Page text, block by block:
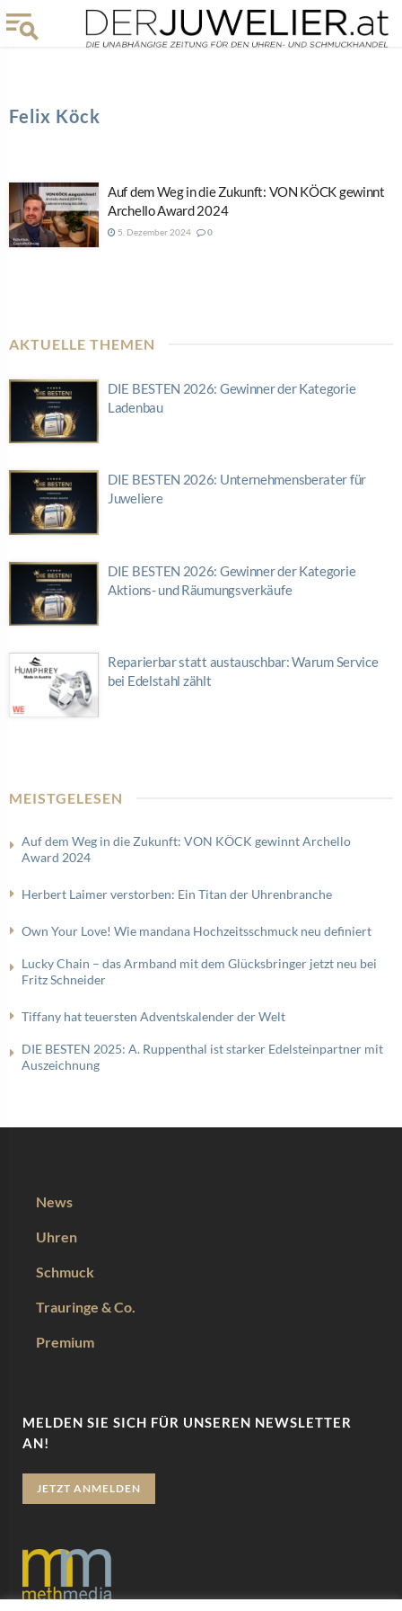
Felix Köck
Auf dem Weg in die Zukunft: VON KÖCK gewinnt
Archello Award 2024
5. Dezember 2024 0
AKTUELLE THEMEN
DIE BESTEN 2026: Gewinner der Kategorie
Ladenbau
DIE BESTEN 2026: Unternehmensberater für
Juweliere
DIE BESTEN 2026: Gewinner der Kategorie
Aktions- und Räumungsverkäufe
Reparierbar statt austauschbar: Warum Service
bei Edelstahl zählt
MEISTGELESEN
Auf dem Weg in die Zukunft: VON KÖCK gewinnt Archello
Award 2024
Herbert Laimer verstorben: Ein Titan der Uhrenbranche
Own Your Love! Wie mandana Hochzeitsschmuck neu definiert
Lucky Chain – das Armband mit dem Glücksbringer jetzt neu bei
Fritz Schneider
Tiffany hat teuersten Adventskalender der Welt
DIE BESTEN 2025: A. Ruppenthal ist starker Edelsteinpartner mit
Auszeichnung
News
Uhren
Schmuck
Trauringe & Co.
Premium
MELDEN SIE SICH FÜR UNSEREN NEWSLETTER
AN!
JETZT ANMELDEN